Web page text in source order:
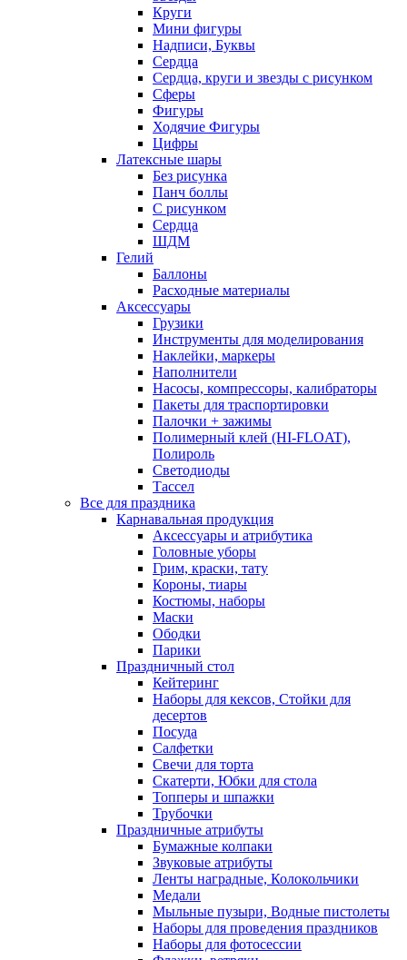
Круги
Мини фигуры
Надписи, Буквы
Сердца
Сердца, круги и звезды с рисунком
Сферы
Фигуры
Ходячие Фигуры
Цифры
Латексные шары
Без рисунка
Панч боллы
С рисунком
Сердца
ШДМ
Гелий
Баллоны
Расходные материалы
Аксессуары
Грузики
Инструменты для моделирования
Наклейки, маркеры
Наполнители
Насосы, компрессоры, калибраторы
Пакеты для траспортировки
Палочки + зажимы
Полимерный клей (HI-FLOAT),
Полироль
Светодиоды
Тассел
Все для праздника
Карнавальная продукция
Аксессуары и атрибутика
Головные уборы
Грим, краски, тату
Короны, тиары
Костюмы, наборы
Маски
Ободки
Парики
Праздничный стол
Кейтеринг
Наборы для кексов, Стойки для
десертов
Посуда
Салфетки
Свечи для торта
Скатерти, Юбки для стола
Топперы и шпажки
Трубочки
Праздничные атрибуты
Бумажные колпаки
Звуковые атрибуты
Ленты наградные, Колокольчики
Медали
Мыльные пузыри, Водные пистолеты
Наборы для проведения праздников
Наборы для фотосессии